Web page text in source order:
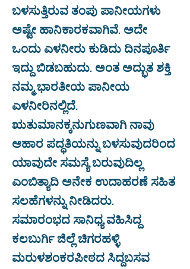
ಬಳಸುತ್ತಿರುವ ತಂಪು ಪಾನೀಯಗಳು
ಅಷ್ಟೇ ಹಾನಿಕಾರಕವಾಗಿವೆ. ಅದೇ
ಒಂದು ಎಳನೀರು ಕುಡಿದು ದಿನಪೂರ್ತಿ
ಇದ್ದು ಬಿಡಬಹುದು. ಅಂತ ಅದ್ಭುತ ಶಕ್ತಿ
ನಮ್ಮ ಭಾರತೀಯ ಪಾನೀಯ
ಎಳನೀರಿನಲ್ಲಿದೆ.
ಋತುಮಾನಕ್ಕನುಗುಣವಾಗಿ ನಾವು
ಆಹಾರ ಪದ್ಧತಿಯನ್ನು ಬಳಸುವುದರಿಂದ
ಯಾವುದೇ ಸಮಸ್ಯೆ ಬರುವುದಿಲ್ಲ
ಎಂಬಿತ್ಯಾದಿ ಅನೇಕ ಉದಾಹರಣೆ ಸಹಿತ
ಸಲಹೆಗಳನ್ನು ನೀಡಿದರು.
ಸಮಾರಂಭದ ಸಾನಿಧ್ಯ ವಹಿಸಿದ್ದ
ಕಲಬುರ್ಗಿ ಜಿಲ್ಲೆ ಚಿಗರಹಳ್ಳಿ
ಮರುಳಶಂಕರಪೀಠದ ಸಿದ್ದಬಸವ